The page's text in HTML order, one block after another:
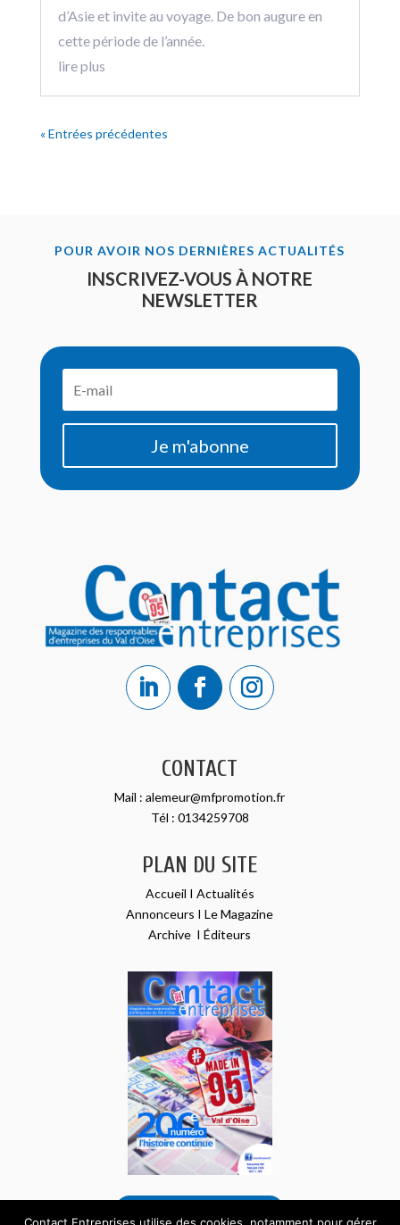
d’Asie et invite au voyage. De bon augure en
cette période de l’année.
lire plus
« Entrées précédentes
POUR AVOIR NOS DERNIÈRES ACTUALITÉS
INSCRIVEZ-VOUS À NOTRE
NEWSLETTER
Je m'abonne
CONTACT
Mail :alemeur@mfpromotion.fr
Tél : 0134259708
PLAN DU SITE
Accueil I Actualités
Annonceurs ILe Magazine
Archive IÉditeurs